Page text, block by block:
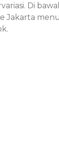
Di